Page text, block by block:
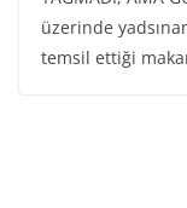
üzerinde
temsil ettiği